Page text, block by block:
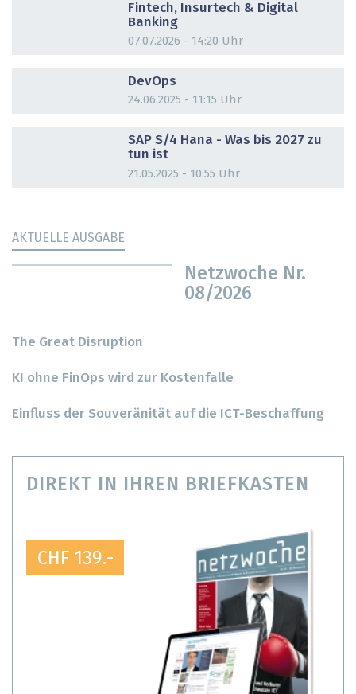
Fintech, Insurtech & Digital
Banking
07.07.2026 - 14:20 Uhr
DevOps
24.06.2025 - 11:15 Uhr
SAP S/4 Hana - Was bis 2027 zu
tun ist
21.05.2025 - 10:55 Uhr
AKTUELLE AUSGABE
Netzwoche Nr.
08/2026
The Great Disruption
KI ohne FinOps wird zur Kostenfalle
Einfluss der Souveränität auf die ICT-Beschaffung
DIREKT IN IHREN BRIEFKASTEN
CHF 139.-